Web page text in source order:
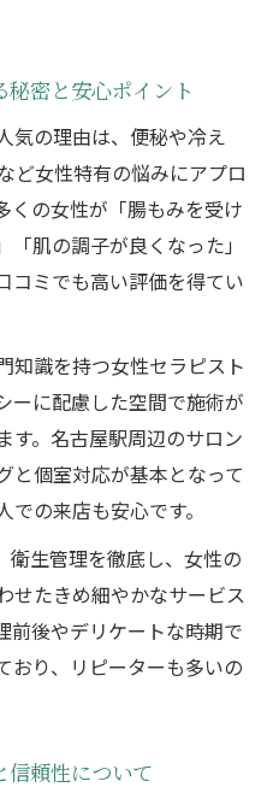
密と安心ポイント
気の理由は、便秘や冷え
ど女性特有の悩みにアプロ
くの女性が「腸もみを受け
肌の調子が良くなった」
コミでも高い評価を得てい
知識を持つ女性セラピスト
ーに配慮した空間で施術が
す。名古屋駅周辺のサロン
と個室対応が基本となって
の来店も安心です。
生管理を徹底し、女性の
せたきめ細やかなサービス
前後やデリケートな時期で
おり、リピーターも多いの
信頼性について